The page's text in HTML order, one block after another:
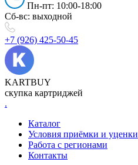
Пн-пт: 10:00-18:00
Сб-вс: выходной
+7 (926) 425-50-45
KARTBUY
скупка картриджей
.
Каталог
Условия приёмки и уценки
Работа с регионами
Контакты